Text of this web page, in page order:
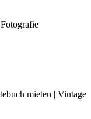
mieten | Vintage